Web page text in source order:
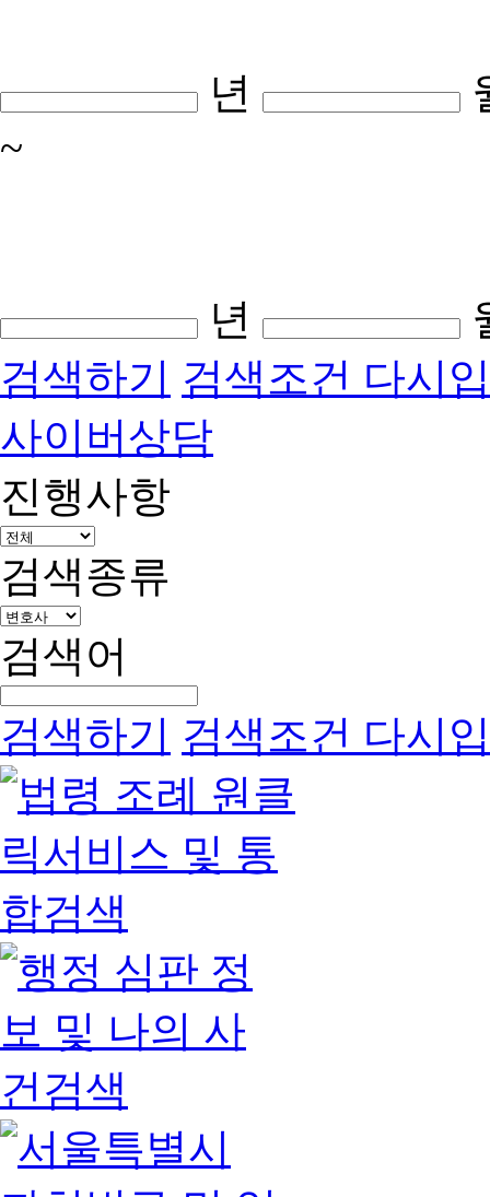
년
~
년
검색하기 검색조건 다시
사이버상담
진행사항
검색종류
검색어
검색하기 검색조건 다시